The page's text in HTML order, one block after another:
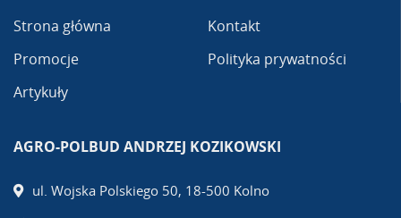
Strona główna
Promocje
Artykuły
Kontakt
Polityka prywatności
AGRO-POLBUD ANDRZEJ KOZIKOWSKI
ul. Wojska Polskiego 50, 18-500 Kolno